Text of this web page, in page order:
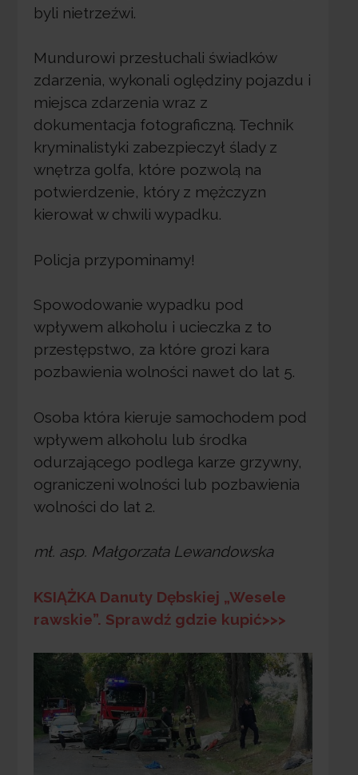
byli nietrzeźwi.
Mundurowi przesłuchali świadków
zdarzenia, wykonali oględziny pojazdu i
miejsca zdarzenia wraz z
dokumentacja fotograficzną. Technik
kryminalistyki zabezpieczył ślady z
wnętrza golfa, które pozwolą na
potwierdzenie, który z mężczyzn
kierował w chwili wypadku.
Policja przypominamy!
Spowodowanie wypadku pod
wpływem alkoholu i ucieczka z to
przestępstwo, za które grozi kara
pozbawienia wolności nawet do lat 5.
Osoba która kieruje samochodem pod
wpływem alkoholu lub środka
odurzającego podlega karze grzywny,
ograniczeni wolności lub pozbawienia
wolności do lat 2.
mł. asp. Małgorzata Lewandowska
KSIĄŻKA Danuty Dębskiej „Wesele
rawskie”. Sprawdź gdzie kupić>>>